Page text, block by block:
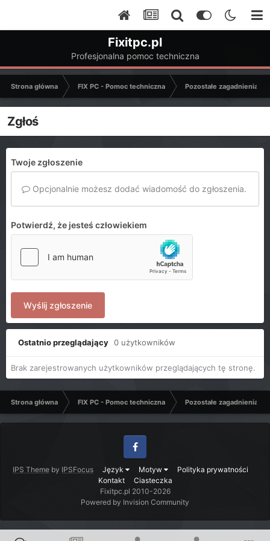
Fixitpc.pl
Profesjonalna pomoc techniczna
Strona główna FIX PC - Pomoc techniczna Pozostałe zagadnienia
Zgłoś
Twoje zgłoszenie
Opcjonalnie możesz dodać wiadomość do zgłoszenia.
Potwierdź, że jesteś człowiekiem
Wyślij zgłoszenie
Ostatnio przeglądający 0 użytkowników
Brak zarejestrowanych użytkowników przeglądających tę stronę.
Strona główna FIX PC - Pomoc techniczna Pozostałe zagadnienia
IPS Theme by IPSFocus Język Motyw
Polityka prywatności
Kontakt
Ciasteczka
Facebook
Fixitpc.pl 2010-2026
Powered by Invision Community